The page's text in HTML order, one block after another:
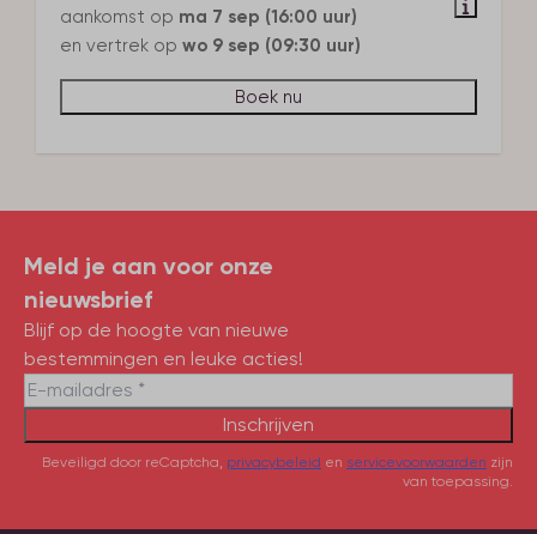
aankomst op ma 7 sep (16:00 uur)
en vertrek op wo 9 sep (09:30 uur)
Boek nu
Meld je aan voor onze
nieuwsbrief
Blijf op de hoogte van nieuwe
bestemmingen en leuke acties!
Inschrijven
Beveiligd door reCaptcha, privacybeleid en servicevoorwaarden zijn
van toepassing.